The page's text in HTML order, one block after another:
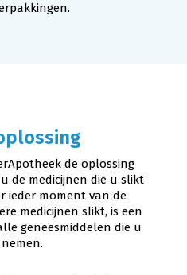
de oplossing
de medicijnen die u slikt
ieder moment van de
medicijnen slikt, is een
geneesmiddelen die u